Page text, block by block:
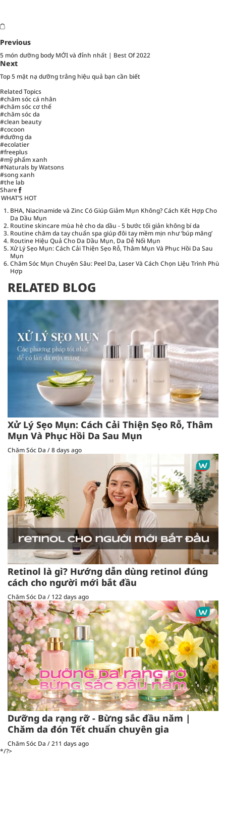
Previous
5 món dưỡng body MỚI và đỉnh nhất | Best Of 2022
Next
Top 5 mặt nạ dưỡng trắng hiệu quả bạn cần biết
Related Topics
#chăm sóc cá nhân
#chăm sóc cơ thể
#chăm sóc da
#clean beauty
#cocoon
#dưỡng da
#ecolatier
#freeplus
#mỹ phẩm xanh
#Naturals by Watsons
#song xanh
#the lab
Share
WHAT’S HOT
BHA, Niacinamide và Zinc Có Giúp Giảm Mụn Không? Cách Kết Hợp Cho
Da Dầu Mụn
Routine skincare mùa hè cho da dầu - 5 bước tối giản không bí da
Routine chăm da tay chuẩn spa giúp đôi tay mềm mịn như ‘búp măng’
Routine Hiệu Quả Cho Da Dầu Mụn, Da Dễ Nổi Mụn
Xử Lý Sẹo Mụn: Cách Cải Thiện Sẹo Rỗ, Thâm Mụn Và Phục Hồi Da Sau
Mụn
Chăm Sóc Mụn Chuyên Sâu: Peel Da, Laser Và Cách Chọn Liệu Trình Phù
Hợp
RELATED BLOG
Xử Lý Sẹo Mụn: Cách Cải Thiện Sẹo Rỗ, Thâm
Mụn Và Phục Hồi Da Sau Mụn
Chăm Sóc Da /8 days ago
Retinol là gì? Hướng dẫn dùng retinol đúng
cách cho người mới bắt đầu
Chăm Sóc Da / 122 days ago
Dưỡng da rạng rỡ - Bừng sắc đầu năm |
Chăm da đón Tết chuẩn chuyên gia
Chăm Sóc Da /211 days ago
*/?>